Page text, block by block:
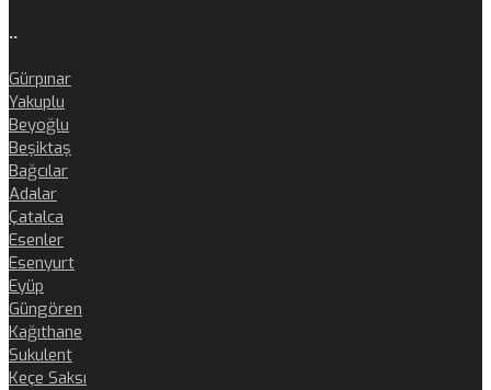
..
Gürpınar
Yakuplu
Beyoğlu
Beşiktaş
Bağcılar
Adalar
Çatalca
Esenler
Esenyurt
Eyüp
Güngören
Kağıthane
Sukulent
Keçe Saksı